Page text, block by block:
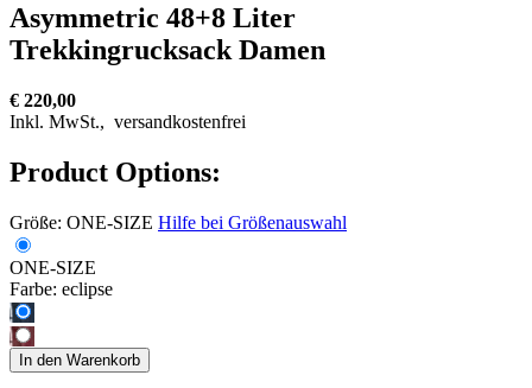
Asymmetric 48+8 Liter
Trekkingrucksack Damen
€ 220,00
Inkl. MwSt., versandkostenfrei
Product Options:
Größe: ONE-SIZE Hilfe bei Größenauswahl
ONE-SIZE
Farbe: eclipse
In den Warenkorb